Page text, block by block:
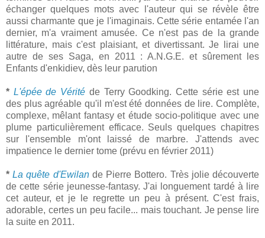
échanger quelques mots avec l'auteur qui se révèle être
aussi charmante que je l'imaginais. Cette série entamée l'an
dernier, m'a vraiment amusée. Ce n'est pas de la grande
littérature, mais c'est plaisiant, et divertissant. Je lirai une
autre de ses Saga, en 2011 : A.N.G.E. et sûrement les
Enfants d'enkidiev, dès leur parution
* L'épée de Vérité de Terry Goodking. Cette série est une
des plus agréable qu'il m'est été données de lire. Complète,
complexe, mêlant fantasy et étude socio-politique avec une
plume particulièrement efficace. Seuls quelques chapitres
sur l'ensemble m'ont laissé de marbre. J'attends avec
impatience le dernier tome (prévu en février 2011)
*La quête d'Ewilan de Pierre Bottero. Très jolie découverte
de cette série jeunesse-fantasy. J'ai longuement tardé à lire
cet auteur, et je le regrette un peu à présent. C'est frais,
adorable, certes un peu facile... mais touchant. Je pense lire
la suite en 2011.